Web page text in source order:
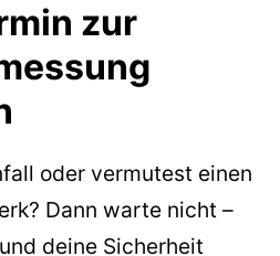
zur
oder vermutest einen
Dann warte nicht –
deine Sicherheit